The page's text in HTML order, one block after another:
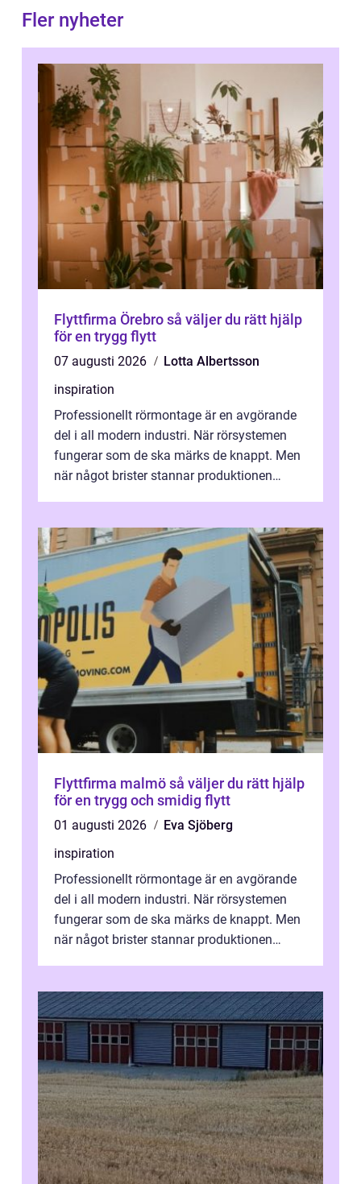
Fler nyheter
Flyttfirma Örebro så väljer du rätt hjälp
för en trygg flytt
07 augusti 2026
Lotta Albertsson
inspiration
Professionellt rörmontage är en avgörande
del i all modern industri. När rörsystemen
fungerar som de ska märks de knappt. Men
när något brister stannar produktionen
Flyttfirma malmö så väljer du rätt hjälp
för en trygg och smidig flytt
01 augusti 2026
Eva Sjöberg
inspiration
Professionellt rörmontage är en avgörande
del i all modern industri. När rörsystemen
fungerar som de ska märks de knappt. Men
när något brister stannar produktionen